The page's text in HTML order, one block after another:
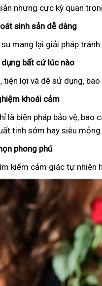
nhưng cực kỳ quan
sinh sản dễ dàng
mang lại giải pháp
dụng bất cứ lúc nào
tiện lợi và dễ sử dụng,
khoái cảm
là biện pháp bảo vệ,
tinh sớm hay siêu mỏng.
phong phú
kiếm cảm giác tự nhiên